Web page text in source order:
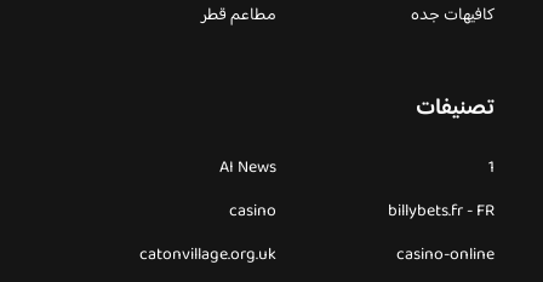
كافيهات جده
مطاعم قطر
تصنيفات
1
AI News
billybets.fr - FR
casino
casino-online
catonvillage.org.uk